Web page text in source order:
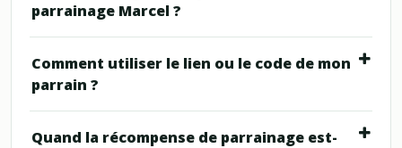
parrainage Marcel ?
Comment utiliser le lien ou le code de mon
parrain ?
Quand la récompense de parrainage est-